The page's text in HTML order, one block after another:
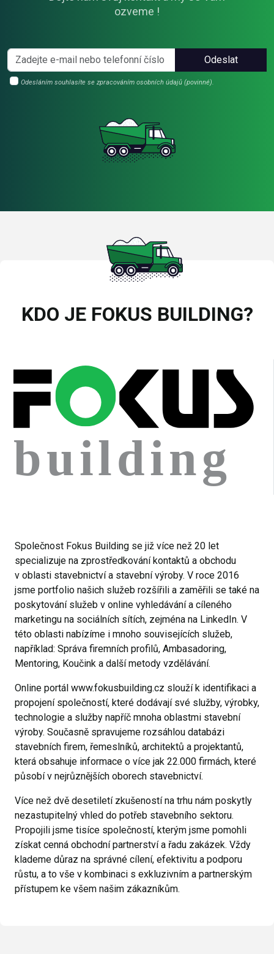
ozveme !
Odeslat
Odesláním souhlasíte se zpracováním osobních údajů (povinné).
KDO JE FOKUS BUILDING?
Společnost Fokus Building se již více než 20 let
specializuje na zprostředkování kontaktů a obchodu
v oblasti stavebnictví a stavební výroby. V roce 2016
jsme portfolio našich služeb rozšířili a zaměřili se také na
poskytování služeb v online vyhledávání a cíleného
marketingu na sociálních sítích, zejména na LinkedIn. V
této oblasti nabízíme i mnoho souvisejících služeb,
například: Správa firemních profilů, Ambasadoring,
Mentoring, Koučink a další metody vzdělávání.
Online portál www.fokusbuilding.cz slouží k identifikaci a
propojení společností, které dodávají své služby, výrobky,
technologie a služby napříč mnoha oblastmi stavební
výroby. Současně spravujeme rozsáhlou databázi
stavebních firem, řemeslníků, architektů a projektantů,
která obsahuje informace o více jak 22.000 firmách, které
působí v nejrůznějších oborech stavebnictví.
Více než dvě desetiletí zkušeností na trhu nám poskytly
nezastupitelný vhled do potřeb stavebního sektoru.
Propojili jsme tisíce společností, kterým jsme pomohli
získat cenná obchodní partnerství a řadu zakázek. Vždy
klademe důraz na správné cílení, efektivitu a podporu
růstu, a to vše v kombinaci s exkluzivním a partnerským
přístupem ke všem našim zákazníkům.